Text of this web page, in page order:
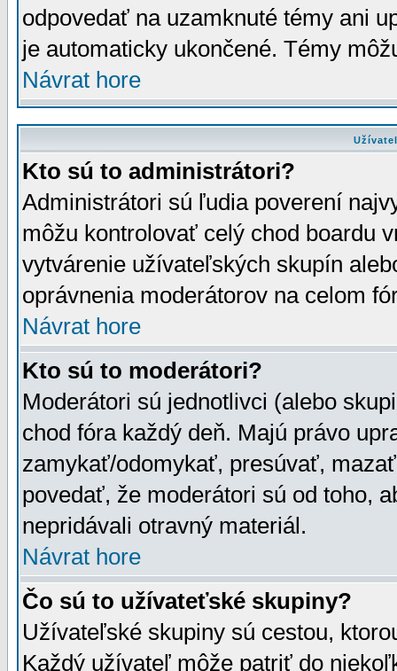
odpovedať na uzamknuté témy ani
je automaticky ukončené. Témy
Návrat hore
Kto sú to administrátori?
Administrátori sú ľudia poverení
môžu kontrolovať celý chod boardu
vytvárenie užívateľských skupín
oprávnenia moderátorov na celom
Návrat hore
Kto sú to moderátori?
Moderátori sú jednotlivci (alebo
chod fóra každý deň. Majú právo
zamykať/odomykať, presúvať,
povedať, že moderátori sú od toho,
nepridávali otravný materiál.
Návrat hore
Čo sú to užívateťské skupiny?
Užívateľské skupiny sú cestou,
Každý užívateľ môže patriť do